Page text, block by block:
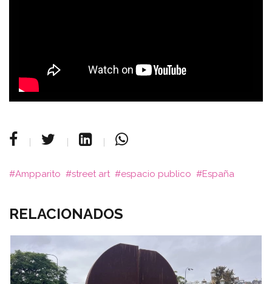
Ampparito street art espacio publico España
RELACIONADOS